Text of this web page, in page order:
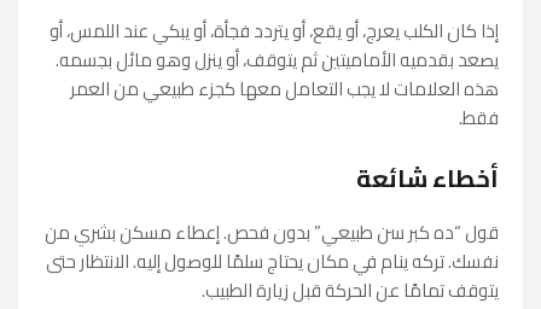
إذا كان الكلب يعرج، أو يقع، أو يتردد فجأة، أو يبكي عند اللمس، أو
يصعد بقدميه الأماميتين ثم يتوقف، أو ينزل وهو مائل بجسمه.
هذه العلامات لا يجب التعامل معها كجزء طبيعي من العمر
فقط.
أخطاء شائعة
قول “ده كبر سن طبيعي” بدون فحص. إعطاء مسكن بشري من
نفسك. تركه ينام في مكان يحتاج سلمًا للوصول إليه. الانتظار حتى
يتوقف تمامًا عن الحركة قبل زيارة الطبيب.